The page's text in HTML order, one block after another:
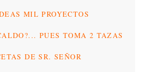
MIL PROYECTOS
PUES TOMA 2 TAZAS
DE SR. SEÑOR